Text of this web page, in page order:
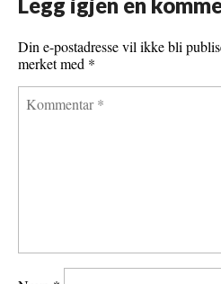
Din e-postadresse vil ikke bli
merket med *